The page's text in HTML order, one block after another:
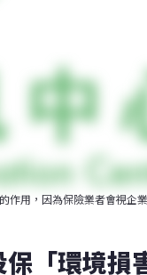
作用，因為保險業者會視企
「環境損